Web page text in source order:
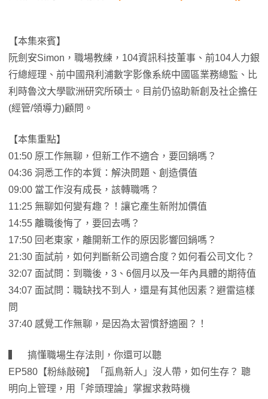
【本集來賓】
阮劍安Simon，職場教練，104資訊科技董事、前104人力銀
行總經理、前中國飛利浦數字影像系統中國區業務總監、比
利時魯汶大學歐洲研究所碩士。目前仍協助新創及社企擔任
(經管/領導力)顧問。
【本集重點】
01:50 原工作無聊，但新工作不適合，要回鍋嗎？
04:36 洞悉工作的本質：解決問題、創造價值
09:00 當工作沒有成長，該轉職嗎？
11:25 無聊如何變有趣？！讓它產生新附加價值
14:55 離職後悔了，要回去嗎？
17:50 回老東家，離開新工作的原因影響回鍋嗎？
21:30 面試前，如何判斷新公司適合度？如何看公司文化？
32:07 面試問：到職後，3、6個月以及一年內具體的期待值
34:07 面試問：職缺找不到人，還是有其他因素？避雷這樣
問
37:40 感覺工作無聊，是因為太習慣舒適圈？！
▍ 搞懂職場生存法則，你還可以聽
EP580【粉絲敲碗】「孤鳥新人」沒人帶，如何生存？ 聰
明向上管理，用「斧頭理論」掌握求救時機